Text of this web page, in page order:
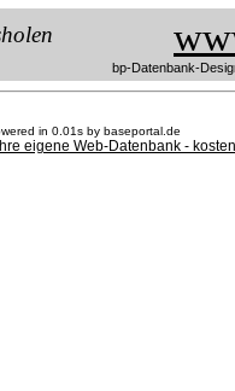
bp-Datenbank-
in 0.01s by baseportal.de
eigene Web-Datenbank -